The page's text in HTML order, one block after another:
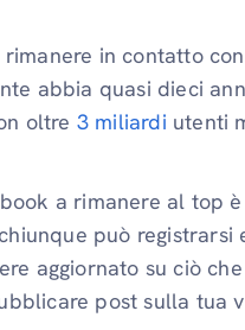
in contatto
abbia quasi dieci
oltre 3 miliardi utenti
a rimanere al top
può
aggiornato su ciò
post sulla tua